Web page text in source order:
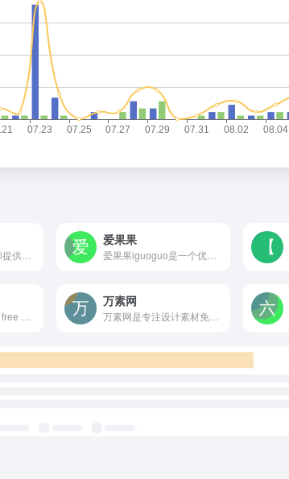
搜UI为中国UI设计师提供专业的UI设计作品交易平台。打造国内优质的UI设计作品交易，售卖，下载，学习，交流社区网站。聚合ui设计，ui素材、ui设计教程，界面设计，交互设计，网页设计，图标等UI设计模板资源，为UI设计师减少70%加班时间。
爱果果
爱果果iguoguo是一个优秀酷站、h5、UI素材资源的发布分享平台，是设计师的灵感聚合地和素材下载源
万素网